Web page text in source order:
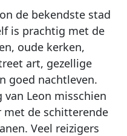
de bekendste stad
is prachtig met de
oude kerken,
art, gezellige
goed nachtleven.
Leon misschien
de schitterende
Veel reizigers